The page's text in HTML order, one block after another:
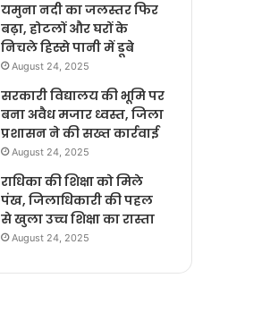
यमुना नदी का जलस्तर फिर
बढ़ा, होटलों और घरों के
निचले हिस्से पानी में डूबे
August 24, 2025
सरकारी विद्यालय की भूमि पर
बना अवैध मजार ध्वस्त, जिला
प्रशासन ने की सख्त कार्रवाई
August 24, 2025
राधिका की शिक्षा को मिले
पंख, जिलाधिकारी की पहल
से खुला उच्च शिक्षा का रास्ता
August 24, 2025